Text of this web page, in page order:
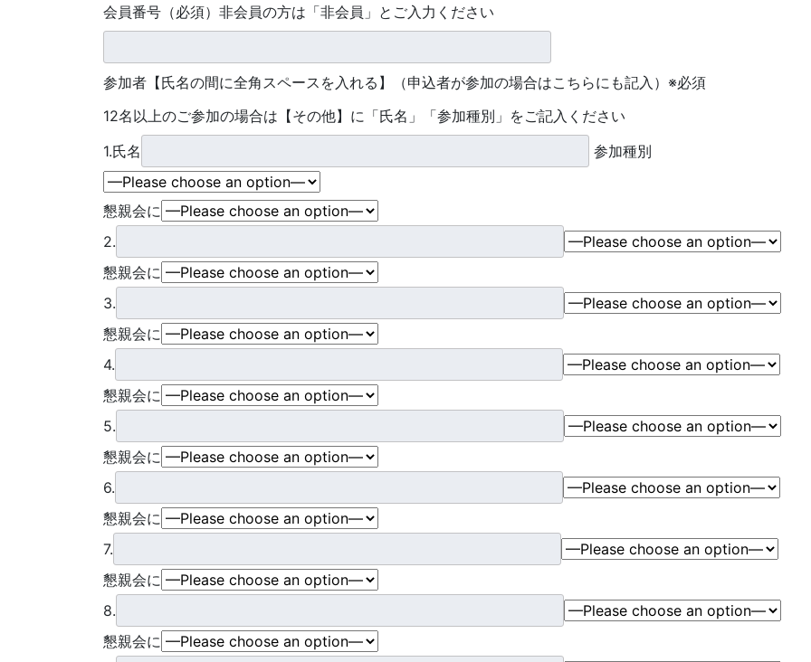
会員番号（必須）非会員の方は「非会員」とご入力ください
参加者【氏名の間に全角スペースを入れる】（申込者が参加の場合はこちらにも記入）※必須
12名以上のご参加の場合は【その他】に「氏名」「参加種別」をご記入ください
1.氏名
参加種別
懇親会に
2.
懇親会に
3.
懇親会に
4.
懇親会に
5.
懇親会に
6.
懇親会に
7.
懇親会に
8.
懇親会に